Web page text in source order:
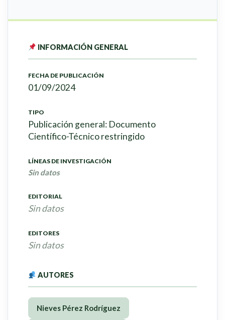
INFORMACIÓN GENERAL
FECHA DE PUBLICACIÓN
01/09/2024
TIPO
Publicación general: Documento
Científico-Técnico restringido
LÍNEAS DE INVESTIGACIÓN
Sin datos
EDITORIAL
Sin datos
EDITORES
Sin datos
AUTORES
Nieves Pérez Rodríguez